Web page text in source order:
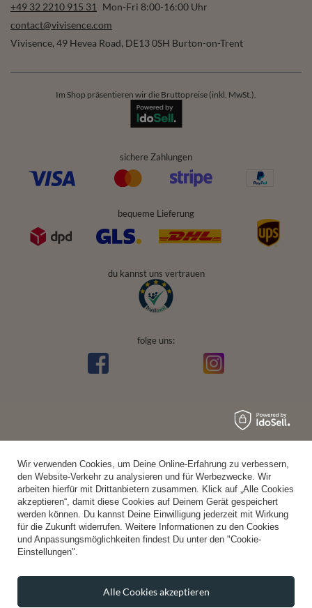
+49 32 2210 915 31
Mon-Fri 8:00-16:00 Uhr
contact@vivisence.com
Vivisence, 49 Hevea Road, DE13 0SH Burton-on-Trent
Im Shop präsentieren wir die Bruttopreise (inkl. MwSt.).
sichere Zahlungen
bequeme Lieferung
du kannst uns vertrauen
folge uns:
Wir verwenden Cookies, um Deine Online-Erfahrung zu verbessern,
den Website-Verkehr zu analysieren und für Werbezwecke. Wir
arbeiten hierfür mit Drittanbietern zusammen. Klick auf „Alle Cookies
akzeptieren“, damit diese Cookies auf Deinem Gerät gespeichert
werden können. Du kannst Deine Einwilligung jederzeit mit Wirkung
für die Zukunft widerrufen. Weitere Informationen zu den Cookies
und Anpassungsmöglichkeiten findest Du unter den "Cookie-
Einstellungen".
Alle Cookies akzeptieren